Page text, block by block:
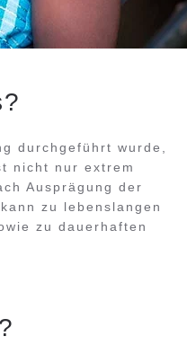
durchgeführt wurde,
nicht nur extrem
Ausprägung der
zu lebenslangen
zu dauerhaften